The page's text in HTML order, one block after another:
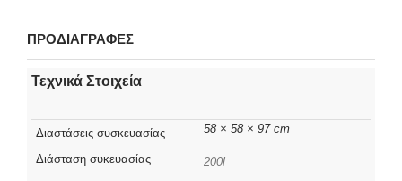
ΠΡΟΔΙΑΓΡΑΦΕΣ
Τεχνικά Στοιχεία
Διαστάσεις συσκευασίας 58 × 58 × 97 cm
Διάσταση συκευασίας 200l